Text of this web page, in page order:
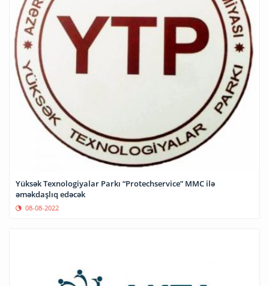
Yüksək Texnologiyalar Parkı “Protechservice” MMC ilə
əməkdaşlıq edəcək
08-08-2022